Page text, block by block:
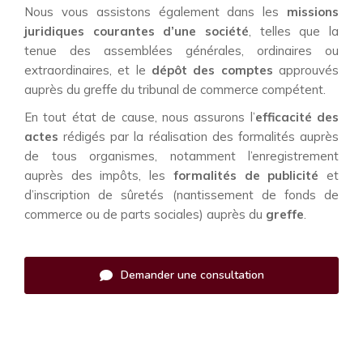
Nous vous assistons également dans les missions
juridiques courantes d’une société, telles que la
tenue des assemblées générales, ordinaires ou
extraordinaires, et le dépôt des comptes approuvés
auprès du greffe du tribunal de commerce compétent.
En tout état de cause, nous assurons l’efficacité des
actes rédigés par la réalisation des formalités auprès
de tous organismes, notamment l’enregistrement
auprès des impôts, les formalités de publicité et
d’inscription de sûretés (nantissement de fonds de
commerce ou de parts sociales) auprès du greffe.
Demander une consultation